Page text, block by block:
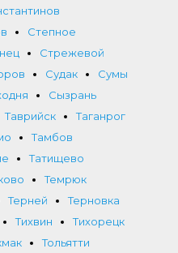
Степное
Стрежевой
Судак
Сумы
Сызрань
Таврийск
Таганрог
Тамбов
Татищево
Темрюк
Терней
Терновка
Тихвин
Тихорецк
Тольятти